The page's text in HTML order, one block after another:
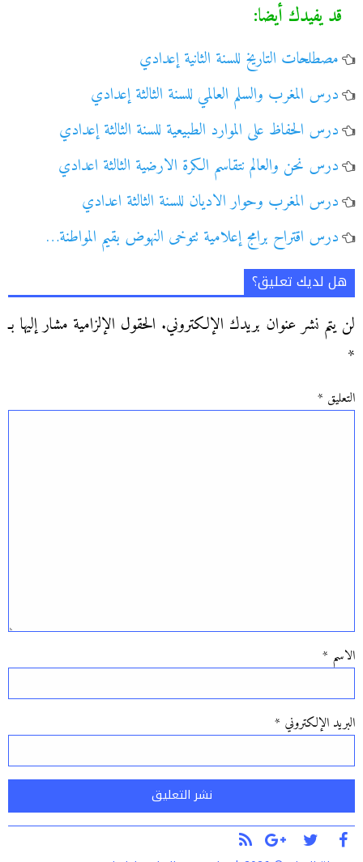
قد يفيدك أيضا:
مصطلحات التاريخ للسنة الثانية إعدادي
درس المغرب والسلم العالمي للسنة الثالثة إعدادي
درس الحفاظ على الموارد الطبيعية للسنة الثالثة إعدادي
درس نحن والعالم نتقاسم الكرة الارضية الثالثة اعدادي
درس المغرب وحوار الاديان للسنة الثالثة اعدادي
درس اقتراح برامج إعلامية تتوخى النهوض بقيم المواطنة…
هل لديك تعليق؟
لن يتم نشر عنوان بريدك الإلكتروني. الحقول الإلزامية مشار إليها بـ
*
التعليق *
الاسم *
البريد الإلكتروني *
Alternative: